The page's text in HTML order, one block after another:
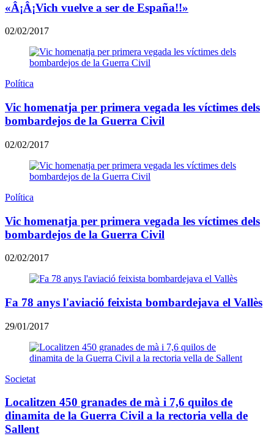
«Â¡Â¡Vich vuelve a ser de España!!»
02/02/2017
Política
Vic homenatja per primera vegada les víctimes dels
bombardejos de la Guerra Civil
02/02/2017
Política
Vic homenatja per primera vegada les víctimes dels
bombardejos de la Guerra Civil
02/02/2017
Fa 78 anys l'aviació feixista bombardejava el Vallès
29/01/2017
Societat
Localitzen 450 granades de mà i 7,6 quilos de
dinamita de la Guerra Civil a la rectoria vella de
Sallent